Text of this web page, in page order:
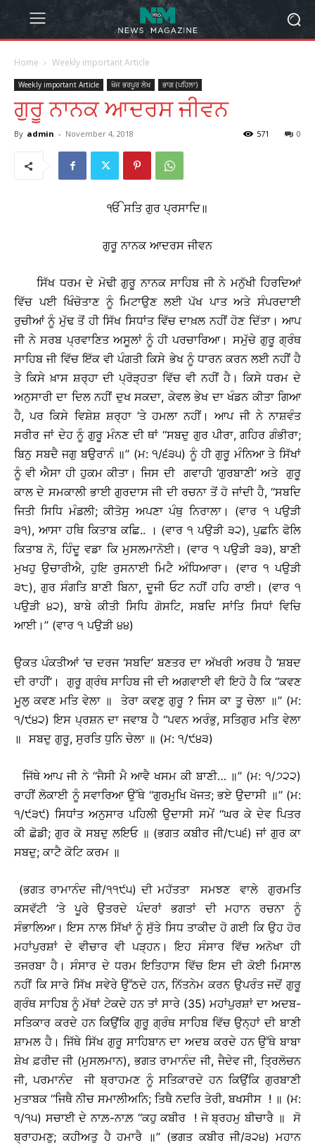
Home Weekly important Article
Weekly important Article ਖੋਜ ਭਰਪੂਰ ਲੇਖ ਭਾਗ (ਪਹਿਲਾ)
ਗੁਰੂ ਨਾਨਕ ਆਦਰਸ ਜੀਵਨ
By admin - November 4, 2018 0
571
ੴ ਸਤਿ ਗੁਰ ਪ੍ਰਸਾਦਿ॥
ਗੁਰੂ ਨਾਨਕ ਆਦਰਸ ਜੀਵਨ
ਸਿੱਖ ਧਰਮ ਦੇ ਮੋਢੀ ਗੁਰੂ ਨਾਨਕ ਸਾਹਿਬ ਜੀ ਨੇ ਮਨੁੱਖੀ ਹਿਰਦਿਆਂ
ਵਿੱਚ ਪਈ ਖਿੰਚੋਤਾਣ ਨੂੰ ਮਿਟਾਉਣ ਲਈ ਪੱਖ ਪਾਤ ਅਤੇ ਸੰਪਰਦਾਈ
ਰੁਚੀਆਂ ਨੂੰ ਮੁੱਢ ਤੋਂ ਹੀ ਸਿੱਖ ਸਿਧਾਂਤ ਵਿੱਚ ਦਾਖ਼ਲ ਨਹੀਂ ਹੋਣ ਦਿੱਤਾ। ਆਪ
ਜੀ ਨੇ ਸਰਬ ਪ੍ਰਵਾਣਿਤ ਅਸੂਲਾਂ ਨੂੰ ਹੀ ਪਰਚਾਰਿਆ। ਸਮੁੱਚੇ ਗੁਰੂ ਗ੍ਰੰਥ
ਸਾਹਿਬ ਜੀ ਵਿੱਚ ਇੱਕ ਵੀ ਪੰਗਤੀ ਕਿਸੇ ਭੇਖ ਨੂੰ ਧਾਰਨ ਕਰਨ ਲਈ ਨਹੀਂ ਹੈ
ਤੇ ਕਿਸੇ ਖ਼ਾਸ ਸ਼ਰ੍ਹਾ ਦੀ ਪ੍ਰੋੜ੍ਹਤਾ ਵਿੱਚ ਵੀ ਨਹੀਂ ਹੈ। ਕਿਸੇ ਧਰਮ ਦੇ
ਅਨੁਸਾਰੀ ਦਾ ਦਿਲ ਨਹੀਂ ਦੁਖ ਸਕਦਾ, ਕੇਵਲ ਭੇਖ ਦਾ ਖੰਡਨ ਕੀਤਾ ਗਿਆ
ਹੈ, ਪਰ ਕਿਸੇ ਵਿਸ਼ੇਸ਼ ਸ਼ਰ੍ਹਾ ’ਤੇ ਹਮਲਾ ਨਹੀਂ। ਆਪ ਜੀ ਨੇ ਨਾਸ਼ਵੰਤ
ਸਰੀਰ ਜਾਂ ਦੇਹ ਨੂੰ ਗੁਰੂ ਮੰਨਣ ਦੀ ਥਾਂ ‘‘ਸਬਦੁ ਗੁਰ ਪੀਰਾ, ਗਹਿਰ ਗੰਭੀਰਾ;
ਬਿਨੁ ਸਬਦੈ ਜਗੁ ਬਉਰਾਨੰ ॥’’ (ਮ: ੧/੬੩੫) ਨੂੰ ਹੀ ਗੁਰੂ ਮੰਨਿਆ ਤੇ ਸਿੱਖਾਂ
ਨੂੰ ਵੀ ਐਸਾ ਹੀ ਹੁਕਮ ਕੀਤਾ। ਜਿਸ ਦੀ ਗਵਾਹੀ ‘ਗੁਰਬਾਣੀ’ ਅਤੇ ਗੁਰੂ
ਕਾਲ ਦੇ ਸਮਕਾਲੀ ਭਾਈ ਗੁਰਦਾਸ ਜੀ ਦੀ ਰਚਨਾ ਤੋਂ ਹੋ ਜਾਂਦੀ ਹੈ, ‘‘ਸਬਦਿ
ਜਿਤੀ ਸਿਧਿ ਮੰਡਲੀ; ਕੀਤੋਸੁ ਅਪਣਾ ਪੰਥੁ ਨਿਰਾਲਾ। (ਵਾਰ ੧ ਪਉੜੀ
੩੧), ਆਸਾ ਹਥਿ ਕਿਤਾਬ ਕਛਿ.. । (ਵਾਰ ੧ ਪਉੜੀ ੩੨), ਪੁਛਨਿ ਫੋਲਿ
ਕਿਤਾਬ ਨੋ, ਹਿੰਦੂ ਵਡਾ ਕਿ ਮੁਸਲਮਾਨੋਈ। (ਵਾਰ ੧ ਪਉੜੀ ੩੩), ਬਾਣੀ
ਮੁਖਹੁ ਉਚਾਰੀਐ, ਹੁਇ ਰੁਸਨਾਈ ਮਿਟੈ ਅੰਧਿਆਰਾ। (ਵਾਰ ੧ ਪਉੜੀ
੩੮), ਗੁਰ ਸੰਗਤਿ ਬਾਣੀ ਬਿਨਾ, ਦੂਜੀ ਓਟ ਨਹੀਂ ਹਹਿ ਰਾਈ। (ਵਾਰ ੧
ਪਉੜੀ ੪੨), ਬਾਬੇ ਕੀਤੀ ਸਿਧਿ ਗੋਸਟਿ, ਸਬਦਿ ਸਾਂਤਿ ਸਿਧਾਂ ਵਿਚਿ
ਆਈ।’’ (ਵਾਰ ੧ ਪਉੜੀ ੪੪)
ਉਕਤ ਪੰਕਤੀਆਂ ’ਚ ਦਰਜ ‘ਸਬਦਿ’ ਬਣਤਰ ਦਾ ਅੱਖਰੀ ਅਰਥ ਹੈ ‘ਸ਼ਬਦ
ਦੀ ਰਾਹੀਂ’। ਗੁਰੂ ਗ੍ਰੰਥ ਸਾਹਿਬ ਜੀ ਦੀ ਅਗਵਾਈ ਵੀ ਇਹੋ ਹੈ ਕਿ ‘‘ਕਵਣ
ਮੂਲੁ ਕਵਣ ਮਤਿ ਵੇਲਾ ॥ ਤੇਰਾ ਕਵਣੁ ਗੁਰੂ ? ਜਿਸ ਕਾ ਤੂ ਚੇਲਾ ॥’’ (ਮ:
੧/੯੪੨) ਇਸ ਪ੍ਰਸ਼ਨ ਦਾ ਜਵਾਬ ਹੈ ‘‘ਪਵਨ ਅਰੰਭੁ, ਸਤਿਗੁਰ ਮਤਿ ਵੇਲਾ
॥ ਸਬਦੁ ਗੁਰੂ, ਸੁਰਤਿ ਧੁਨਿ ਚੇਲਾ ॥ (ਮ: ੧/੯੪੩)
ਜਿੱਥੇ ਆਪ ਜੀ ਨੇ ‘‘ਜੈਸੀ ਮੈ ਆਵੈ ਖਸਮ ਕੀ ਬਾਣੀ… ॥’’ (ਮ: ੧/੭੨੨)
ਰਾਹੀਂ ਲੋਕਾਈ ਨੂੰ ਸਵਾਰਿਆ ਉੱਥੇ ‘‘ਗੁਰਮੁਖਿ ਖੋਜਤ; ਭਏ ਉਦਾਸੀ ॥’’ (ਮ:
੧/੯੩੯) ਸਿਧਾਂਤ ਅਨੁਸਾਰ ਪਹਿਲੀ ਉਦਾਸੀ ਸਮੇਂ ‘‘ਘਰ ਕੇ ਦੇਵ ਪਿਤਰ
ਕੀ ਛੋਡੀ; ਗੁਰ ਕੋ ਸਬਦੁ ਲਇਓ ॥ (ਭਗਤ ਕਬੀਰ ਜੀ/੮੫੬) ਜਾਂ ਗੁਰ ਕਾ
ਸਬਦੁ; ਕਾਟੈ ਕੋਟਿ ਕਰਮ ॥
(ਭਗਤ ਰਾਮਾਨੰਦ ਜੀ/੧੧੯੫) ਦੀ ਮਹੱਤਤਾ ਸਮਝਣ ਵਾਲੇ ਗੁਰਮਤਿ
ਕਸਵੱਟੀ ’ਤੇ ਪੂਰੇ ਉਤਰਦੇ ਪੰਦਰਾਂ ਭਗਤਾਂ ਦੀ ਮਹਾਨ ਰਚਨਾ ਨੂੰ
ਸੰਭਾਲਿਆ। ਇਸ ਨਾਲ ਸਿੱਖਾਂ ਨੂੰ ਸੁੱਤੇ ਸਿਧ ਤਾਕੀਦ ਹੋ ਗਈ ਕਿ ਉਹ ਹੋਰ
ਮਹਾਂਪੁਰਸ਼ਾਂ ਦੇ ਵੀਚਾਰ ਵੀ ਪੜ੍ਹਨ। ਇਹ ਸੰਸਾਰ ਵਿੱਚ ਅਨੋਖਾ ਹੀ
ਤਜਰਬਾ ਹੈ। ਸੰਸਾਰ ਦੇ ਧਰਮ ਇਤਿਹਾਸ ਵਿੱਚ ਇਸ ਦੀ ਕੋਈ ਮਿਸਾਲ
ਨਹੀਂ ਕਿ ਸਾਰੇ ਸਿੱਖ ਸਵੇਰੇ ਉੱਠਦੇ ਹਨ, ਨਿੱਤਨੇਮ ਕਰਨ ਉਪਰੰਤ ਜਦੋਂ ਗੁਰੂ
ਗ੍ਰੰਥ ਸਾਹਿਬ ਨੂੰ ਮੱਥਾਂ ਟੇਕਦੇ ਹਨ ਤਾਂ ਸਾਰੇ (35) ਮਹਾਂਪੁਰਸ਼ਾਂ ਦਾ ਅਦਬ-
ਸਤਿਕਾਰ ਕਰਦੇ ਹਨ ਕਿਉਂਕਿ ਗੁਰੂ ਗ੍ਰੰਥ ਸਾਹਿਬ ਵਿੱਚ ਉਨ੍ਹਾਂ ਦੀ ਬਾਣੀ
ਸ਼ਾਮਲ ਹੈ। ਜਿੱਥੇ ਸਿੱਖ ਗੁਰੂ ਸਾਹਿਬਾਨ ਦਾ ਅਦਬ ਕਰਦੇ ਹਨ ਉੱਥੇ ਬਾਬਾ
ਸ਼ੇਖ ਫ਼ਰੀਦ ਜੀ (ਮੁਸਲਮਾਨ), ਭਗਤ ਰਾਮਾਨੰਦ ਜੀ, ਜੈਦੇਵ ਜੀ, ਤ੍ਰਿਲੋਚਨ
ਜੀ, ਪਰਮਾਨੰਦ ਜੀ ਬ੍ਰਾਹਮਣ ਨੂੰ ਸਤਿਕਾਰਦੇ ਹਨ ਕਿਉਂਕਿ ਗੁਰਬਾਣੀ
ਮੁਤਾਬਕ ‘‘ਜਿਥੈ ਨੀਚ ਸਮਾਲੀਅਨਿ; ਤਿਥੈ ਨਦਰਿ ਤੇਰੀ, ਬਖਸੀਸ ! ॥ (ਮ:
੧/੧੫) ਸਚਾਈ ਦੇ ਨਾਲ਼-ਨਾਲ਼ ‘‘ਕਹੁ ਕਬੀਰ ! ਜੋ ਬ੍ਰਹਮੁ ਬੀਚਾਰੈ ॥ ਸੋ
ਬ੍ਰਾਹਮਣੁ; ਕਹੀਅਤੁ ਹੈ ਹਮਾਰੈ ॥’’ (ਭਗਤ ਕਬੀਰ ਜੀ/੩੨੪) ਮਹਾਨ